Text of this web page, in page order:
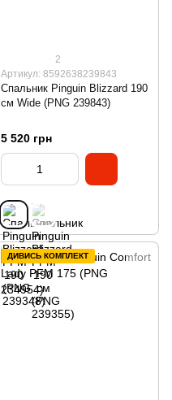
2
Артикул: 8592638239843
Спальник Pinguin Blizzard 190
см Wide (PNG 239843)
5 520 грн
ДИВИСЬ КОМПЛЕКТ